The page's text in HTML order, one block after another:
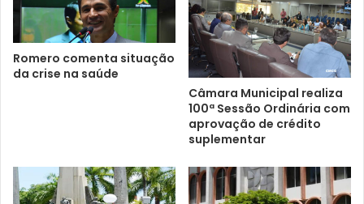
Romero comenta situação
da crise na saúde
Câmara Municipal realiza
100ª Sessão Ordinária com
aprovação de crédito
suplementar